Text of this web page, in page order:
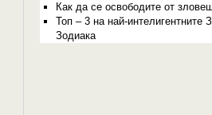
Как да се освободите от
Топ – 3 на най-интелигентните
Зодиака